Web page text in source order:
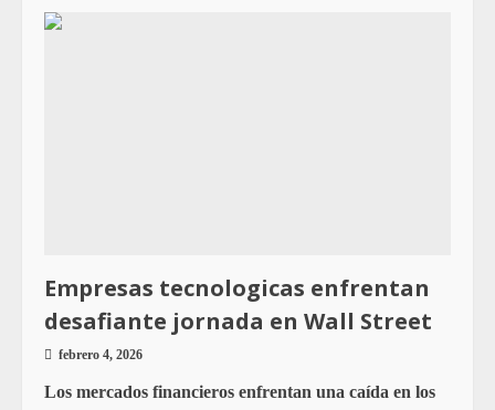
Empresas tecnologicas enfrentan
desafiante jornada en Wall Street
febrero 4, 2026
Los mercados financieros enfrentan una caída en los